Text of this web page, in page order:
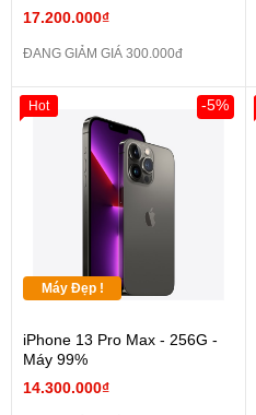
17.200.000₫
ĐANG GIẢM GIÁ 300.000đ
Máy Đẹp !
iPhone 13 Pro Max - 256G -
Máy 99%
14.300.000₫
-5%
Hot